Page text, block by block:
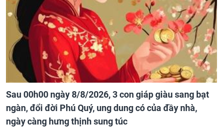
Sau 00h00 ngày 8/8/2026, 3 con giáp giàu sang bạt
ngàn, đổi đời Phú Quý, ung dung có của đầy nhà,
ngày càng hưng thịnh sung túc